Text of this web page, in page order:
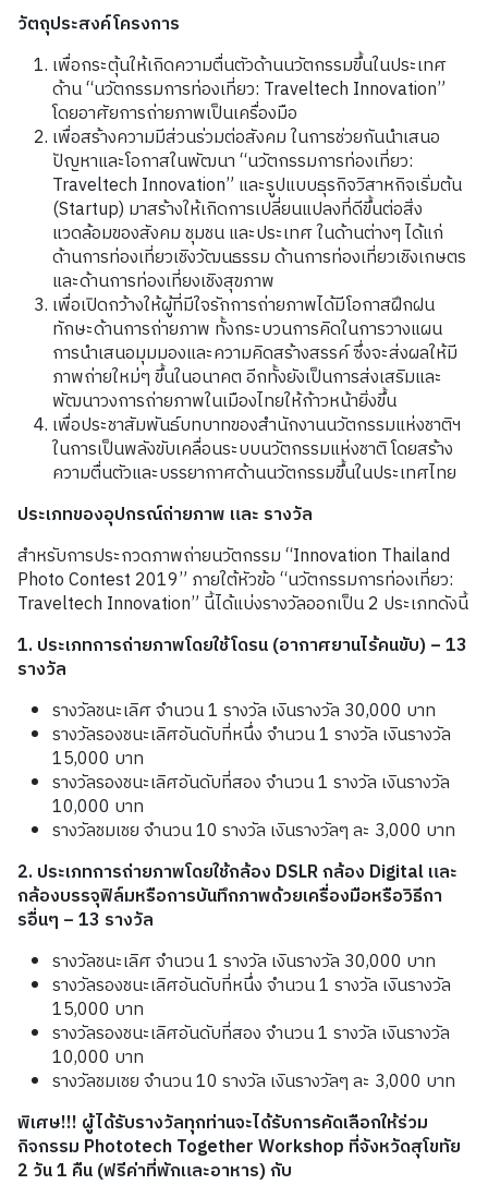
วัตถุประสงค์โครงการ
เพื่อกระตุ้นให้เกิดความตื่นตัวด้านนวัตกรรมขึ้นในประเทศ
ด้าน “นวัตกรรมการท่องเที่ยว: Traveltech Innovation”
โดยอาศัยการถ่ายภาพเป็นเครื่องมือ
เพื่อสร้างความมีส่วนร่วมต่อสังคม ในการช่วยกันนำเสนอ
ปัญหาและโอกาสในพัฒนา “นวัตกรรมการท่องเที่ยว:
Traveltech Innovation” และรูปแบบธุรกิจวิสาหกิจเริ่มต้น
(Startup) มาสร้างให้เกิดการเปลี่ยนแปลงที่ดีขึ้นต่อสิ่ง
แวดล้อมของสังคม ชุมชน และประเทศ ในด้านต่างๆ ได้แก่
ด้านการท่องเที่ยวเชิงวัฒนธรรม ด้านการท่องเที่ยวเชิงเกษตร
และด้านการท่องเที่ยงเชิงสุขภาพ
เพื่อเปิดกว้างให้ผู้ที่มีใจรักการถ่ายภาพได้มีโอกาสฝึกฝน
ทักษะด้านการถ่ายภาพ ทั้งกระบวนการคิดในการวางแผน
การนำเสนอมุมมองและความคิดสร้างสรรค์ ซึ่งจะส่งผลให้มี
ภาพถ่ายใหม่ๆ ขึ้นในอนาคต อีกทั้งยังเป็นการส่งเสริมและ
พัฒนาวงการถ่ายภาพในเมืองไทยให้ก้าวหน้ายิ่งขึ้น
เพื่อประชาสัมพันธ์บทบาทของสำนักงานนวัตกรรมแห่งชาติฯ
ในการเป็นพลังขับเคลื่อนระบบนวัตกรรมแห่งชาติ โดยสร้าง
ความตื่นตัวและบรรยากาศด้านนวัตกรรมขึ้นในประเทศไทย
ประเภทของอุปกรณ์ถ่ายภาพ และ รางวัล
สำหรับการประกวดภาพถ่ายนวัตกรรม “Innovation Thailand
Photo Contest 2019” ภายใต้หัวข้อ “นวัตกรรมการท่องเที่ยว:
Traveltech Innovation” นี้ได้แบ่งรางวัลออกเป็น 2 ประเภทดังนี้
1. ประเภทการถ่ายภาพโดยใช้โดรน (อากาศยานไร้คนขับ) – 13
รางวัล
รางวัลชนะเลิศ จำนวน 1 รางวัล เงินรางวัล 30,000 บาท
รางวัลรองชนะเลิศอันดับที่หนึ่ง จำนวน 1 รางวัล เงินรางวัล
15,000 บาท
รางวัลรองชนะเลิศอันดับที่สอง จำนวน 1 รางวัล เงินรางวัล
10,000 บาท
รางวัลชมเชย จำนวน 10 รางวัล เงินรางวัลๆ ละ 3,000 บาท
2. ประเภทการถ่ายภาพโดยใช้กล้อง DSLR กล้อง Digital และ
กล้องบรรจุฟิล์มหรือการบันทึกภาพด้วยเครื่องมือหรือวิธีกา
รอื่นๆ – 13 รางวัล
รางวัลชนะเลิศ จำนวน 1 รางวัล เงินรางวัล 30,000 บาท
รางวัลรองชนะเลิศอันดับที่หนึ่ง จำนวน 1 รางวัล เงินรางวัล
15,000 บาท
รางวัลรองชนะเลิศอันดับที่สอง จำนวน 1 รางวัล เงินรางวัล
10,000 บาท
รางวัลชมเชย จำนวน 10 รางวัล เงินรางวัลๆ ละ 3,000 บาท
พิเศษ!!! ผู้ได้รับรางวัลทุกท่านจะได้รับการคัดเลือกให้ร่วม
กิจกรรม Phototech Together Workshop ที่จังหวัดสุโขทัย
2 วัน 1 คืน (ฟรีค่าที่พักและอาหาร) กับ